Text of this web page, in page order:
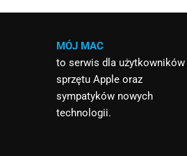
MÓJ MAC
to serwis dla użytkowników
sprzętu Apple oraz
sympatyków nowych
technologii.